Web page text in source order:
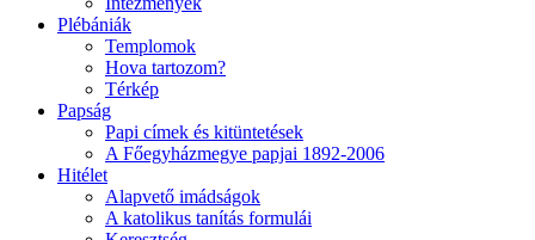
Plébániák
Templomok
Hova tartozom?
Térkép
Papság
Papi címek és kitüntetések
A Főegyházmegye papjai 1892-2006
Hitélet
Alapvető imádságok
A katolikus tanítás formulái